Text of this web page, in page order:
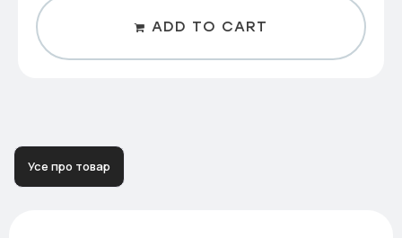
ADD TO CART
Усе про товар